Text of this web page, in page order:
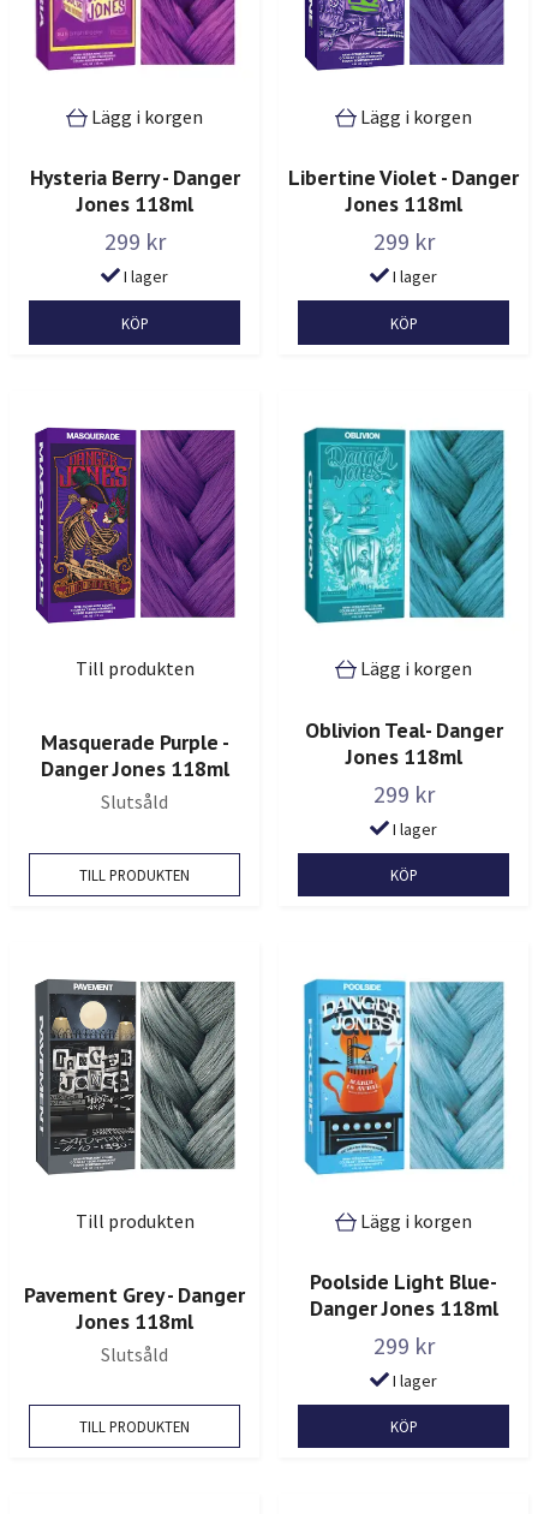
Lägg i korgen
Hysteria Berry - Danger
Jones 118ml
299 kr
I lager
Lägg i korgen
Libertine Violet - Danger
Jones 118ml
299 kr
I lager
Till produkten
Masquerade Purple -
Danger Jones 118ml
Slutsåld
TILL PRODUKTEN
Lägg i korgen
Oblivion Teal- Danger
Jones 118ml
299 kr
I lager
Till produkten
Pavement Grey - Danger
Jones 118ml
Slutsåld
TILL PRODUKTEN
Lägg i korgen
Poolside Light Blue-
Danger Jones 118ml
299 kr
I lager